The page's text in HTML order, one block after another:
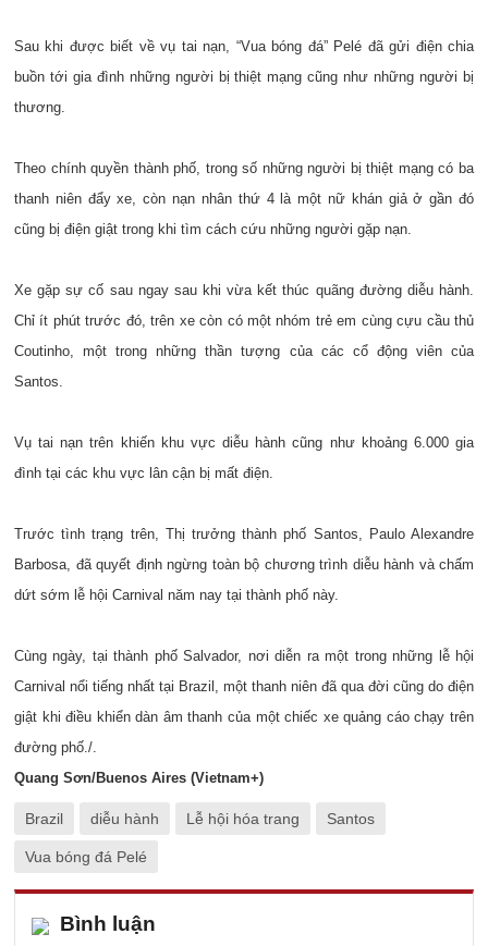
Sau khi được biết về vụ tai nạn, “Vua bóng đá” Pelé đã gửi điện chia
buồn tới gia đình những người bị thiệt mạng cũng như những người bị
thương.
Theo chính quyền thành phố, trong số những người bị thiệt mạng có ba
thanh niên đẩy xe, còn nạn nhân thứ 4 là một nữ khán giả ở gần đó
cũng bị điện giật trong khi tìm cách cứu những người gặp nạn.
Xe gặp sự cố sau ngay sau khi vừa kết thúc quãng đường diễu hành.
Chỉ ít phút trước đó, trên xe còn có một nhóm trẻ em cùng cựu cầu thủ
Coutinho, một trong những thần tượng của các cổ động viên của
Santos.
Vụ tai nạn trên khiến khu vực diễu hành cũng như khoảng 6.000 gia
đình tại các khu vực lân cận bị mất điện.
Trước tình trạng trên, Thị trưởng thành phố Santos, Paulo Alexandre
Barbosa, đã quyết định ngừng toàn bộ chương trình diễu hành và chấm
dứt sớm lễ hội Carnival năm nay tại thành phố này.
Cùng ngày, tại thành phố Salvador, nơi diễn ra một trong những lễ hội
Carnival nổi tiếng nhất tại Brazil, một thanh niên đã qua đời cũng do điện
giật khi điều khiển dàn âm thanh của một chiếc xe quảng cáo chạy trên
đường phố./.
Quang Sơn/Buenos Aires (Vietnam+)
Brazil diễu hành Lễ hội hóa trang Santos
Vua bóng đá Pelé
Bình luận